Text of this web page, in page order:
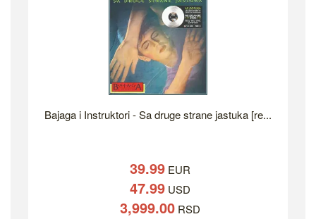
Bajaga i Instruktori - Sa druge strane jastuka [re...
39.99EUR
47.99USD
3,999.00RSD